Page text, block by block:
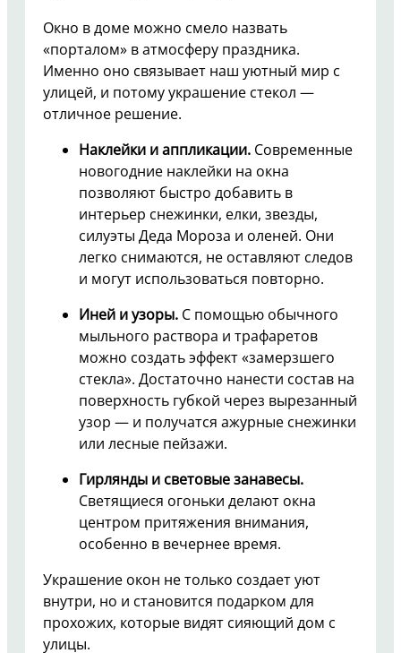
Окно в доме можно смело назвать
«порталом» в атмосферу праздника.
Именно оно связывает наш уютный мир с
улицей, и потому украшение стекол —
отличное решение.
Наклейки и аппликации. Современные
новогодние наклейки на окна
позволяют быстро добавить в
интерьер снежинки, елки, звезды,
силуэты Деда Мороза и оленей. Они
легко снимаются, не оставляют следов
и могут использоваться повторно.
Иней и узоры. С помощью обычного
мыльного раствора и трафаретов
можно создать эффект «замерзшего
стекла». Достаточно нанести состав на
поверхность губкой через вырезанный
узор — и получатся ажурные снежинки
или лесные пейзажи.
Гирлянды и световые занавесы.
Светящиеся огоньки делают окна
центром притяжения внимания,
особенно в вечернее время.
Украшение окон не только создает уют
внутри, но и становится подарком для
прохожих, которые видят сияющий дом с
улицы.